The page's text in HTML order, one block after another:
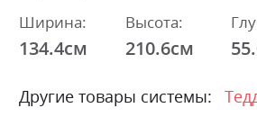
Ширина:
134.4см
Высота:
210.6см
Другие товары системы: